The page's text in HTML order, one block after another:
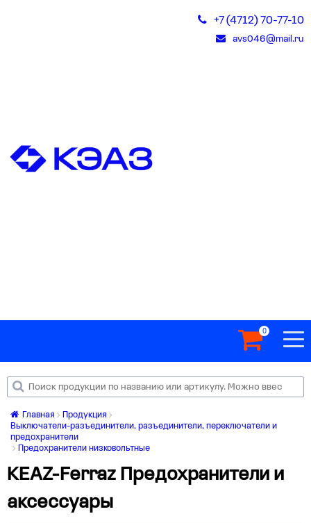
+7 (4712) 70-77-10
avs046@mail.ru
0
Главная
Продукция
Выключатели-разъединители, разъединители, переключатели и
предохранители
Предохранители низковольтные
KEAZ-Ferraz Предохранители и
аксессуары